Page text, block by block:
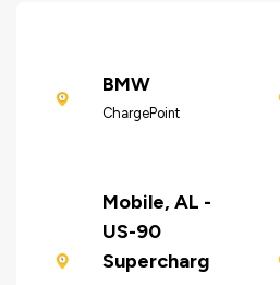
BMW
ChargePoint
Mobile, AL -
US-90
Supercharg